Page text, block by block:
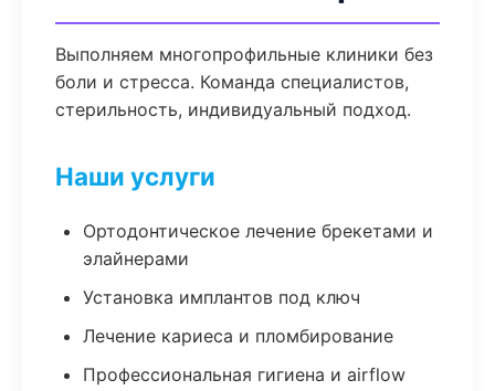
Выполняем многопрофильные клиники без
боли и стресса. Команда специалистов,
стерильность, индивидуальный подход.
Наши услуги
Ортодонтическое лечение брекетами и
элайнерами
Установка имплантов под ключ
Лечение кариеса и пломбирование
Профессиональная гигиена и airflow